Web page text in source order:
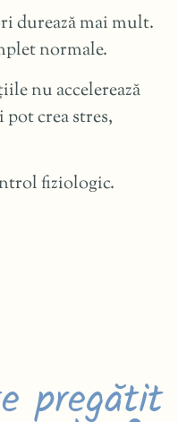
durează mai mult.
normale.
nu accelerează
crea stres,
fiziologic.
pregătit